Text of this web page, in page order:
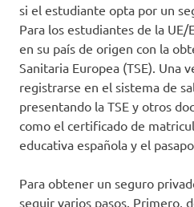
si el estudiante opta por un
Para los estudiantes de la UE/
en su país de origen con la
Sanitaria Europea (TSE). Una
registrarse en el sistema de
presentando la TSE y otros
como el certificado de
educativa española y el
Para obtener un seguro
seguir varios pasos. Primero,